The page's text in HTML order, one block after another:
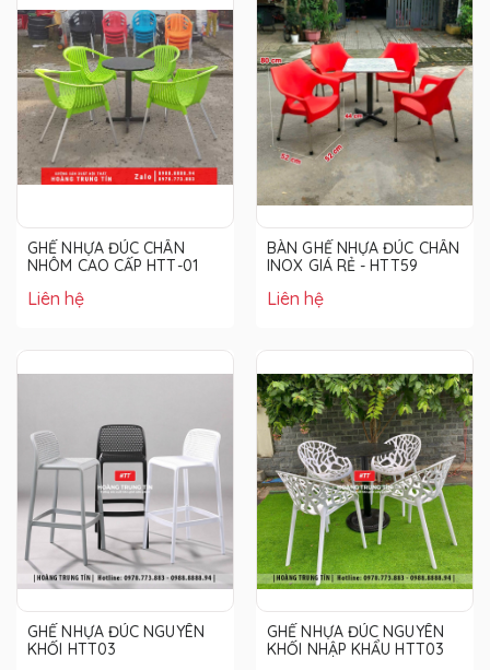
GHẾ NHỰA ĐÚC CHÂN
NHÔM CAO CẤP HTT-01
Liên hệ
BÀN GHẾ NHỰA ĐÚC CHÂN
INOX GIÁ RẺ - HTT59
Liên hệ
GHẾ NHỰA ĐÚC NGUYÊN
KHỐI HTT03
GHẾ NHỰA ĐÚC NGUYÊN
KHỐI NHẬP KHẨU HTT03